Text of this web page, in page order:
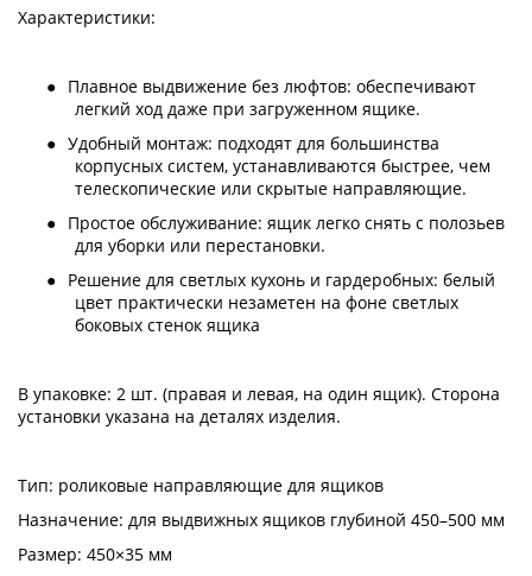
Характеристики:
● Плавное выдвижение без люфтов: обеспечивают
легкий ход даже при загруженном ящике.
● Удобный монтаж: подходят для большинства
корпусных систем, устанавливаются быстрее, чем
телескопические или скрытые направляющие.
● Простое обслуживание: ящик легко снять с полозьев
для уборки или перестановки.
● Решение для светлых кухонь и гардеробных: белый
цвет практически незаметен на фоне светлых
боковых стенок ящика
В упаковке: 2 шт. (правая и левая, на один ящик). Сторона
установки указана на деталях изделия.
Тип: роликовые направляющие для ящиков
Назначение: для выдвижных ящиков глубиной 450–500 мм
Размер: 450×35 мм